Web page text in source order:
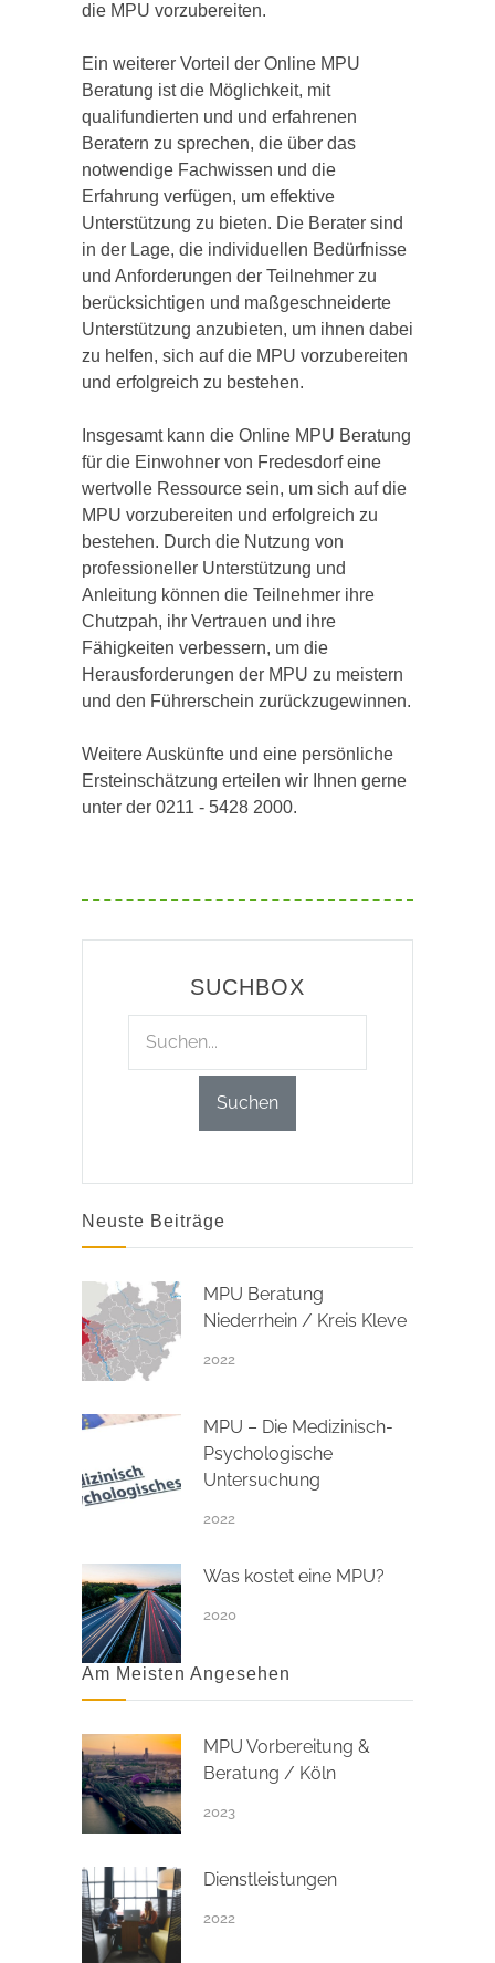
die MPU vorzubereiten.
Ein weiterer Vorteil der Online MPU
Beratung ist die Möglichkeit, mit
qualifundierten und und erfahrenen
Beratern zu sprechen, die über das
notwendige Fachwissen und die
Erfahrung verfügen, um effektive
Unterstützung zu bieten. Die Berater sind
in der Lage, die individuellen Bedürfnisse
und Anforderungen der Teilnehmer zu
berücksichtigen und maßgeschneiderte
Unterstützung anzubieten, um ihnen dabei
zu helfen, sich auf die MPU vorzubereiten
und erfolgreich zu bestehen.
Insgesamt kann die Online MPU Beratung
für die Einwohner von Fredesdorf eine
wertvolle Ressource sein, um sich auf die
MPU vorzubereiten und erfolgreich zu
bestehen. Durch die Nutzung von
professioneller Unterstützung und
Anleitung können die Teilnehmer ihre
Chutzpah, ihr Vertrauen und ihre
Fähigkeiten verbessern, um die
Herausforderungen der MPU zu meistern
und den Führerschein zurückzugewinnen.
Weitere Auskünfte und eine persönliche
Ersteinschätzung erteilen wir Ihnen gerne
unter der 0211 - 5428 2000.
SUCHBOX
Neuste Beiträge
MPU Beratung
Niederrhein / Kreis Kleve
2022
MPU – Die Medizinisch-
Psychologische
Untersuchung
2022
Was kostet eine MPU?
2020
Am Meisten Angesehen
MPU Vorbereitung &
Beratung / Köln
2023
Dienstleistungen
2022